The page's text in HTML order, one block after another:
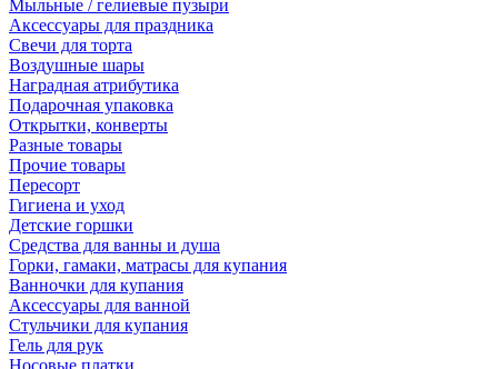
Мыльные / гелиевые пузыри
Аксессуары для праздника
Свечи для торта
Воздушные шары
Наградная атрибутика
Подарочная упаковка
Открытки, конверты
Разные товары
Прочие товары
Пересорт
Гигиена и уход
Детские горшки
Средства для ванны и душа
Горки, гамаки, матрасы для купания
Ванночки для купания
Аксессуары для ванной
Стульчики для купания
Гель для рук
Носовые платки